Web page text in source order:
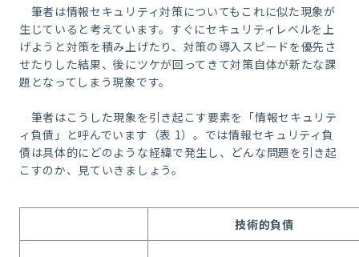
筆者は情報セキュリティ対策についてもこれに似た現象が
生じていると考えています。すぐにセキュリティレベルを上
げようと対策を積み上げたり、対策の導入スピードを優先さ
せたりした結果、後にツケが回ってきて対策自体が新たな課
題となってしまう現象です。
筆者はこうした現象を引き起こす要素を「情報セキュリテ
ィ負債」と呼んでいます（表 1）。では情報セキュリティ負
債は具体的にどのような経緯で発生し、どんな問題を引き起
こすのか、見ていきましょう。
技術的負債